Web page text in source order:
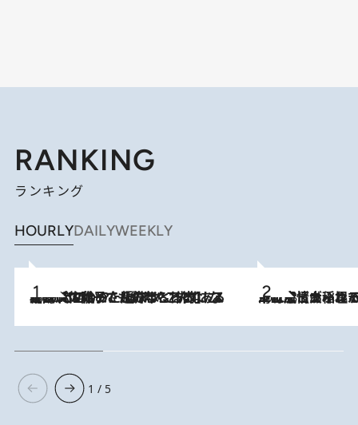
RANKING
ランキング
HOURLYDAILYWEEKLY
2026.8.5
【阿川佐和子さんの年とる力】なぜ70代で始めた趣味は“こんなに楽しい”のか？ ピアノ、俳句…スランプに陥っても続けられる“ある秘訣”とは 2026.8.5
下町風情あふれる台北屈指の人気エリア・大稲埕でセンスのいい台湾土産《ヴ
1 / 5